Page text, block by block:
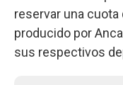
reservar una
producido por
sus respectivos